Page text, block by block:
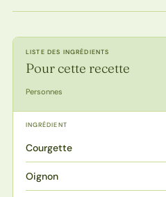
LISTE DES INGRÉDIENTS
Pour cette recette
Personnes
INGRÉDIENT
Courgette
Oignon